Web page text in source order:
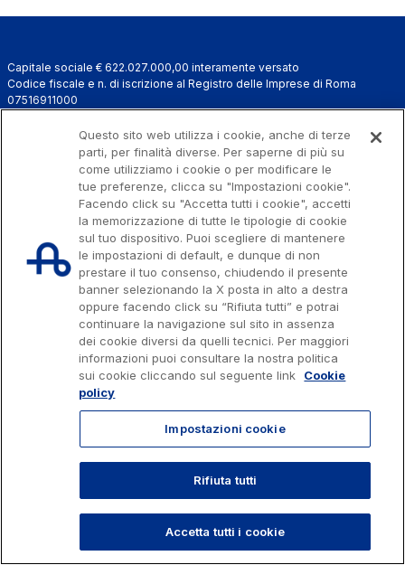
Rete
Info Viabilità
Investor Relations
Tecnologie e Sicurezza
Sostenibilità
Media
Servizi al cliente
Contratti e fornitori
Il gruppo
Movyon
L'operatore tecnologico per l'integrazione di
soluzioni di Intelligent Transport Systems
Scopri la nostra App
Inquadra il QR Code con la fotocamera del tuo
cellulare per scaricare l’App
Capitale sociale € 622.027.000,00 interamente versato
Codice fiscale e n. di iscrizione al Registro delle Imprese di Roma
07516911000
Bergamini, 50 - 00159 Roma
Progetto e realizzazione Autostrade per l'Italia © 2026 Autostrade per
l'Italia Spa, Tutti i diritti riservati
803.111 info@autostrade.it
Privacy Cookies Accessibilità Whistleblowing Lavora con noi
Questo sito web utilizza i cookie, anche di terze
parti, per finalità diverse. Per saperne di più su
come utilizziamo i cookie o per modificare le
tue preferenze, clicca su "Impostazioni cookie".
Facendo click su "Accetta tutti i cookie", accetti
la memorizzazione di tutte le tipologie di cookie
sul tuo dispositivo. Puoi scegliere di mantenere
le impostazioni di default, e dunque di non
prestare il tuo consenso, chiudendo il presente
banner selezionando la X posta in alto a destra
oppure facendo click su “Rifiuta tutti” e potrai
continuare la navigazione sul sito in assenza
dei cookie diversi da quelli tecnici. Per maggiori
informazioni puoi consultare la nostra politica
sui cookie cliccando sul seguente link
Cookie
policy
Impostazioni cookie
Rifiuta tutti
Accetta tutti i cookie